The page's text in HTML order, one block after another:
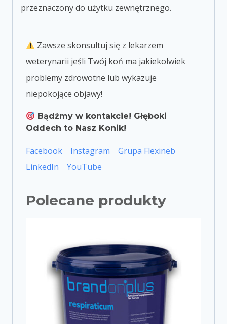
przeznaczony do użytku zewnętrznego.
Zawsze skonsultuj się z lekarzem
weterynarii jeśli Twój koń ma jakiekolwiek
problemy zdrowotne lub wykazuje
niepokojące objawy!
Bądźmy w kontakcie! Głęboki
Oddech to Nasz Konik!
Facebook Instagram
Grupa Flexineb
LinkedIn
YouTube
Polecane produkty